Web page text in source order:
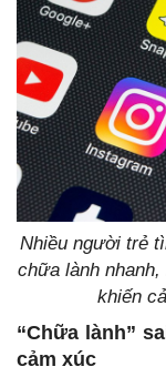
Nhiều người trẻ
chữa lành
khiến
“Chữa lành”
cảm xúc